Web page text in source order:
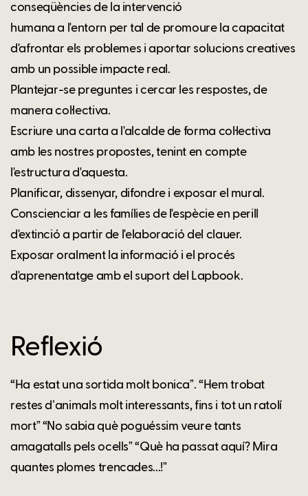
conseqüències de la intervenció
humana a l'entorn per tal de promoure la capacitat
d'afrontar els problemes i aportar solucions creatives
amb un possible impacte real.
Plantejar-se preguntes i cercar les respostes, de
manera col·lectiva.
Escriure una carta a l'alcalde de forma col·lectiva
amb les nostres propostes, tenint en compte
l'estructura d'aquesta.
Planificar, dissenyar, difondre i exposar el mural.
Conscienciar a les famílies de l'espècie en perill
d'extinció a partir de l'elaboració del clauer.
Exposar oralment la informació i el procés
d'aprenentatge amb el suport del Lapbook.
Reflexió
“Ha estat una sortida molt bonicaˮ. “Hem trobat
restes dʼanimals molt interessants, fins i tot un ratolí
mortˮ “No sabia què poguéssim veure tants
amagatalls pels ocellsˮ “Què ha passat aquí? Mira
quantes plomes trencades...!ˮ